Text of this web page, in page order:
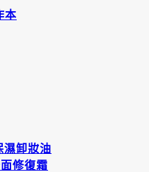
本
濕卸妝油
修復霜